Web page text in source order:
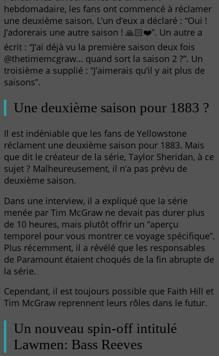
hebdomadaire, les fans ont commencé à réclamer
une deuxième saison. L’un d’eux a déclaré : “Oui !
J’adorerais une autre saison ! 🙏🏻❤️”. Un autre a
écrit : “J’ai déjà vu la première saison deux fois
@thetimemcgraw… quand sort la saison 2 ?”. Un
troisième a supplié : “J’aimerais qu’il y ait plus de
saisons”.
Une deuxième saison pour 1883 ?
Il est indéniable que les fans de Yellowstone
réclament une deuxième saison pour 1883. Mais
que dit le créateur de la série, Taylor Sheridan, à ce
sujet ? Malheureusement, il n’a pas prévu de
deuxième saison.
Dans une interview, il a expliqué que la série
menée par Tim McGraw ne devait pas durer plus
de 10 heures, mais plutôt offrir un “aperçu
temporel pour vous montrer ce voyage spécifique”.
Plus récemment, il a révélé que les responsables
de Paramount étaient choqués de la fin abrupte de
la série.
Cependant, il est toujours possible que Faith Hill et
Tim McGraw reprennent leurs rôles dans le futur.
Un nouveau spin-off intitulé
Lawmen: Bass Reeves